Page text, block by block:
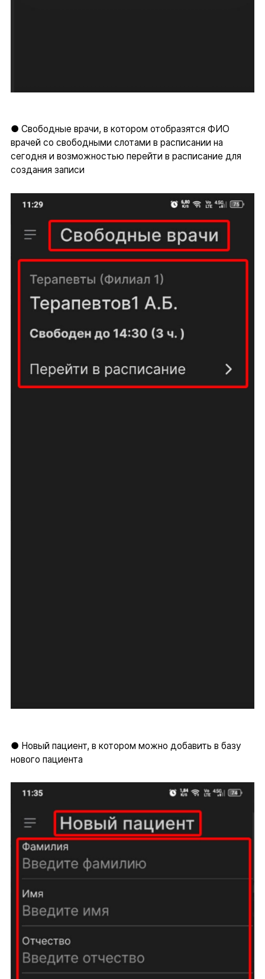
● Свободные врачи, в котором отобразятся ФИО
врачей со свободными слотами в расписании на
сегодня и возможностью перейти в расписание для
создания записи
● Новый пациент, в котором можно добавить в базу
нового пациента